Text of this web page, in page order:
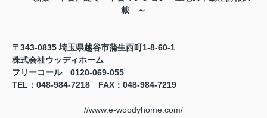
載 ～
〒343-0835 埼玉県越谷市蒲生西町1-8-60-1
株式会社ウッディホーム
フリーコール 0120-069-055
TEL ：048-984-7218 FAX ：048-984-7219
//www.e-woodyhome.com/